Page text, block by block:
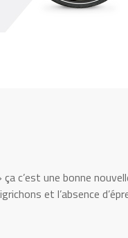
c’est une bonne
et l’absence